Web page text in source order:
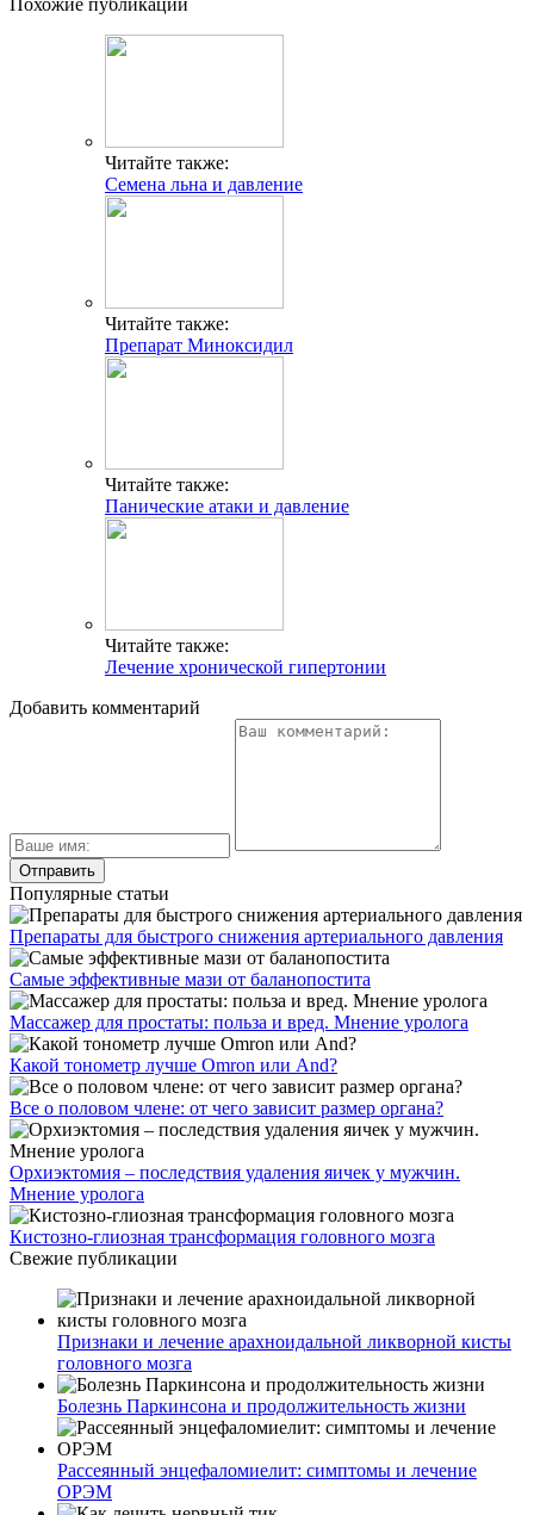
Читайте также:
Семена льна и давление
Читайте также:
Препарат Миноксидил
Читайте также:
Панические атаки и давление
Читайте также:
Лечение хронической гипертонии
Добавить комментарий
Популярные статьи
Препараты для быстрого снижения артериального давления
Самые эффективные мази от баланопостита
Массажер для простаты: польза и вред. Мнение уролога
Какой тонометр лучше Omron или And?
Все о половом члене: от чего зависит размер органа?
Орхиэктомия – последствия удаления яичек у мужчин.
Мнение уролога
Кистозно-глиозная трансформация головного мозга
Свежие публикации
Признаки и лечение арахноидальной ликворной кисты
головного мозга
Болезнь Паркинсона и продолжительность жизни
Рассеянный энцефаломиелит: симптомы и лечение
ОРЭМ